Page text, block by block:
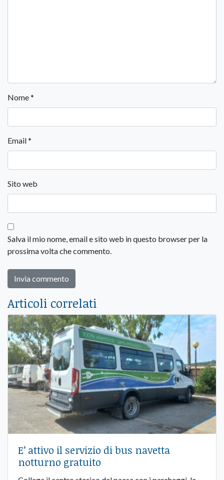
Nome*
Email*
Sito web
Salva il mio nome, email e sito web in questo browser per la
prossima volta che commento.
Articoli correlati
E’ attivo il servizio di bus navetta
notturno gratuito